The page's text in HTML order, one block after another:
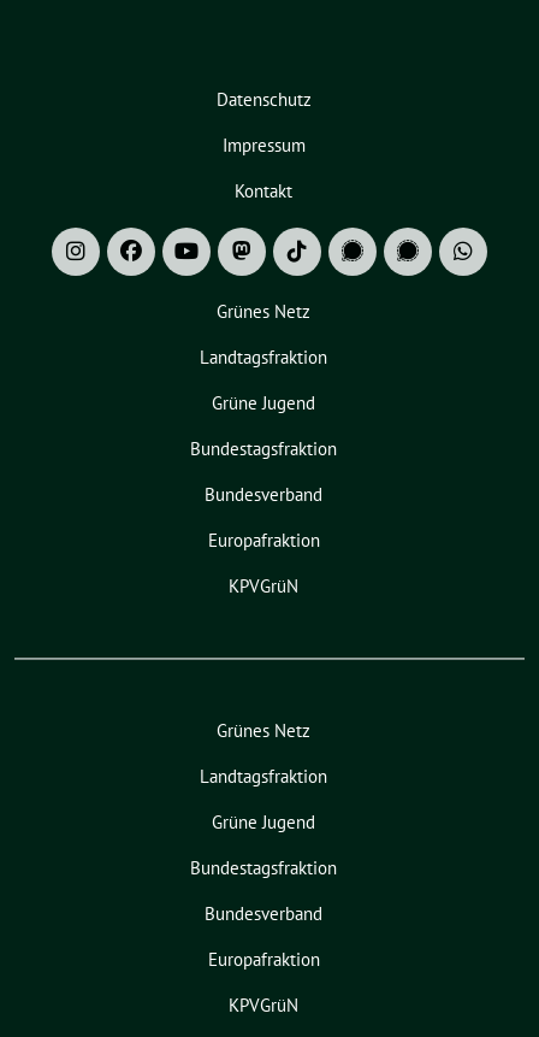
Datenschutz
Impressum
Kontakt
Grünes Netz
Landtagsfraktion
Grüne Jugend
Bundestagsfraktion
Bundesverband
Europafraktion
KPVGrüN
Grünes Netz
Landtagsfraktion
Grüne Jugend
Bundestagsfraktion
Bundesverband
Europafraktion
KPVGrüN